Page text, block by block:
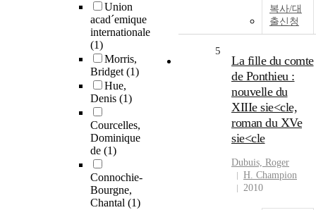
Union
acad´emique
internationale
(1)
Morris,
Bridget(1)
Hue,
Denis (1)
Courcelles,
Dominique
de (1)
Connochie-
Bourgne,
Chantal (1)
복사/대
출신청
5
La fille du comte
de Ponthieu :
nouvelle du
XIIIe sie<cle,
roman du XVe
sie<cle
Dubuis, Roger
H. Champion
2010